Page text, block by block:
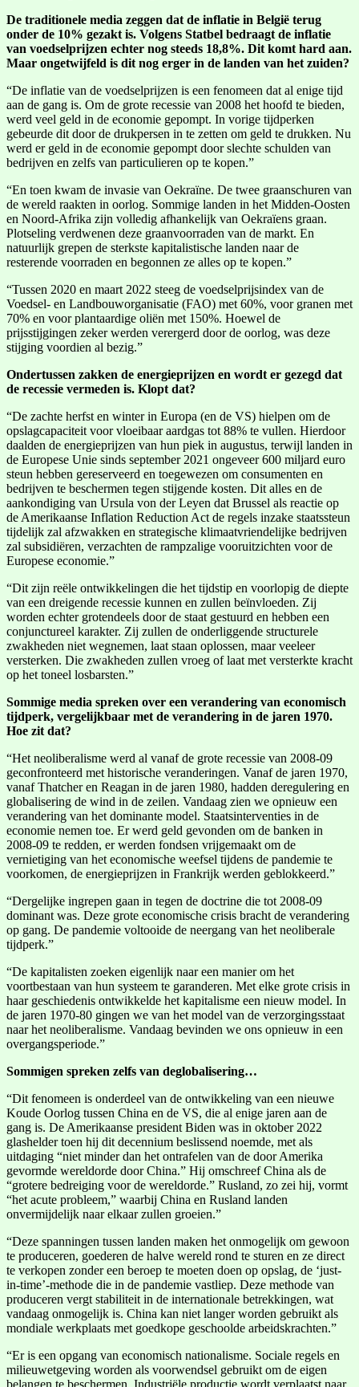
De traditionele media zeggen dat de inflatie in België terug
onder de 10% gezakt is. Volgens Statbel bedraagt de inflatie
van voedselprijzen echter nog steeds 18,8%. Dit komt hard aan.
Maar ongetwijfeld is dit nog erger in de landen van het zuiden?
“De inflatie van de voedselprijzen is een fenomeen dat al enige tijd
aan de gang is. Om de grote recessie van 2008 het hoofd te bieden,
werd veel geld in de economie gepompt. In vorige tijdperken
gebeurde dit door de drukpersen in te zetten om geld te drukken. Nu
werd er geld in de economie gepompt door slechte schulden van
bedrijven en zelfs van particulieren op te kopen.”
“En toen kwam de invasie van Oekraïne. De twee graanschuren van
de wereld raakten in oorlog. Sommige landen in het Midden-Oosten
en Noord-Afrika zijn volledig afhankelijk van Oekraïens graan.
Plotseling verdwenen deze graanvoorraden van de markt. En
natuurlijk grepen de sterkste kapitalistische landen naar de
resterende voorraden en begonnen ze alles op te kopen.”
“Tussen 2020 en maart 2022 steeg de voedselprijsindex van de
Voedsel- en Landbouworganisatie (FAO) met 60%, voor granen met
70% en voor plantaardige oliën met 150%. Hoewel de
prijsstijgingen zeker werden verergerd door de oorlog, was deze
stijging voordien al bezig.”
Ondertussen zakken de energieprijzen en wordt er gezegd dat
de recessie vermeden is. Klopt dat?
“De zachte herfst en winter in Europa (en de VS) hielpen om de
opslagcapaciteit voor vloeibaar aardgas tot 88% te vullen. Hierdoor
daalden de energieprijzen van hun piek in augustus, terwijl landen in
de Europese Unie sinds september 2021 ongeveer 600 miljard euro
steun hebben gereserveerd en toegewezen om consumenten en
bedrijven te beschermen tegen stijgende kosten. Dit alles en de
aankondiging van Ursula von der Leyen dat Brussel als reactie op
de Amerikaanse Inflation Reduction Act de regels inzake staatssteun
tijdelijk zal afzwakken en strategische klimaatvriendelijke bedrijven
zal subsidiëren, verzachten de rampzalige vooruitzichten voor de
Europese economie.”
“Dit zijn reële ontwikkelingen die het tijdstip en voorlopig de diepte
van een dreigende recessie kunnen en zullen beïnvloeden. Zij
worden echter grotendeels door de staat gestuurd en hebben een
conjunctureel karakter. Zij zullen de onderliggende structurele
zwakheden niet wegnemen, laat staan oplossen, maar veeleer
versterken. Die zwakheden zullen vroeg of laat met versterkte kracht
op het toneel losbarsten.”
Sommige media spreken over een verandering van economisch
tijdperk, vergelijkbaar met de verandering in de jaren 1970.
Hoe zit dat?
“Het neoliberalisme werd al vanaf de grote recessie van 2008-09
geconfronteerd met historische veranderingen. Vanaf de jaren 1970,
vanaf Thatcher en Reagan in de jaren 1980, hadden deregulering en
globalisering de wind in de zeilen. Vandaag zien we opnieuw een
verandering van het dominante model. Staatsinterventies in de
economie nemen toe. Er werd geld gevonden om de banken in
2008-09 te redden, er werden fondsen vrijgemaakt om de
vernietiging van het economische weefsel tijdens de pandemie te
voorkomen, de energieprijzen in Frankrijk werden geblokkeerd.”
“Dergelijke ingrepen gaan in tegen de doctrine die tot 2008-09
dominant was. Deze grote economische crisis bracht de verandering
op gang. De pandemie voltooide de neergang van het neoliberale
tijdperk.”
“De kapitalisten zoeken eigenlijk naar een manier om het
voortbestaan van hun systeem te garanderen. Met elke grote crisis in
haar geschiedenis ontwikkelde het kapitalisme een nieuw model. In
de jaren 1970-80 gingen we van het model van de verzorgingsstaat
naar het neoliberalisme. Vandaag bevinden we ons opnieuw in een
overgangsperiode.”
Sommigen spreken zelfs van deglobalisering…
“Dit fenomeen is onderdeel van de ontwikkeling van een nieuwe
Koude Oorlog tussen China en de VS, die al enige jaren aan de
gang is. De Amerikaanse president Biden was in oktober 2022
glashelder toen hij dit decennium beslissend noemde, met als
uitdaging “niet minder dan het ontrafelen van de door Amerika
gevormde wereldorde door China.” Hij omschreef China als de
“grotere bedreiging voor de wereldorde.” Rusland, zo zei hij, vormt
“het acute probleem,” waarbij China en Rusland landen
onvermijdelijk naar elkaar zullen groeien.”
“Deze spanningen tussen landen maken het onmogelijk om gewoon
te produceren, goederen de halve wereld rond te sturen en ze direct
te verkopen zonder een beroep te moeten doen op opslag, de ‘just-
in-time’-methode die in de pandemie vastliep. Deze methode van
produceren vergt stabiliteit in de internationale betrekkingen, wat
vandaag onmogelijk is. China kan niet langer worden gebruikt als
mondiale werkplaats met goedkope geschoolde arbeidskrachten.”
“Er is een opgang van economisch nationalisme. Sociale regels en
milieuwetgeving worden als voorwendsel gebruikt om de eigen
belangen te beschermen. Industriële productie wordt verplaatst naar